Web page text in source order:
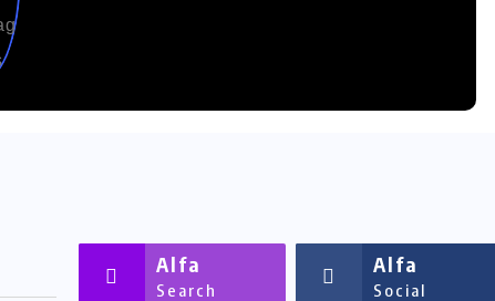
Alfa
Search
Alfa
Social